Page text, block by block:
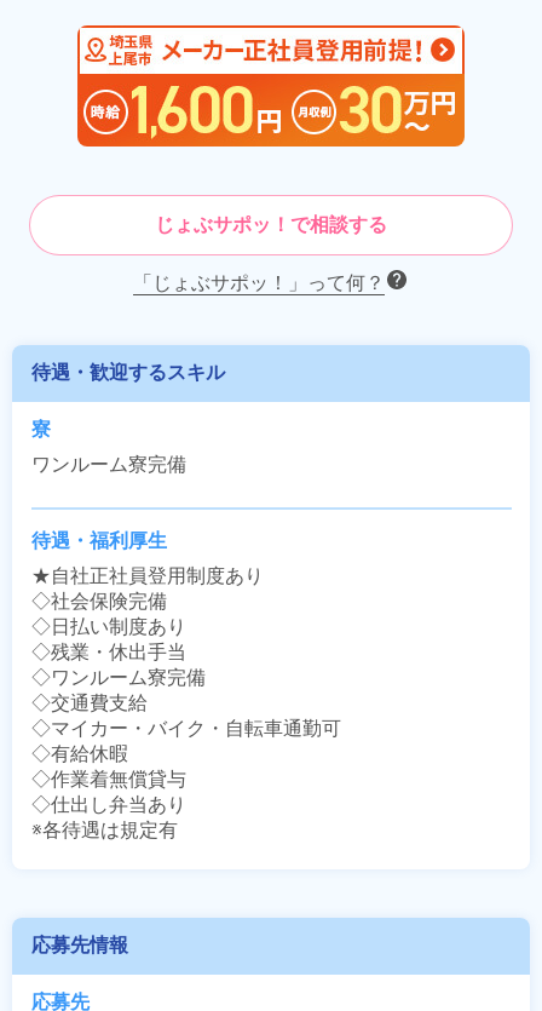
じょぶサポッ！で相談する
「じょぶサポッ！」って何？
待遇・歓迎するスキル
寮
ワンルーム寮完備
待遇・福利厚生
★自社正社員登用制度あり
◇社会保険完備
◇日払い制度あり
◇残業・休出手当
◇ワンルーム寮完備
◇交通費支給
◇マイカー・バイク・自転車通勤可
◇有給休暇
◇作業着無償貸与
◇仕出し弁当あり
※各待遇は規定有
応募先情報
応募先